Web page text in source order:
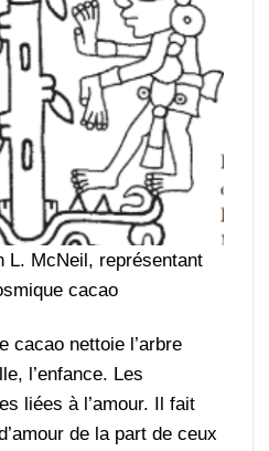
L. McNeil, représentant
cacao
cacao nettoie l’arbre
l’enfance. Les
liées à l’amour. Il fait
de la part de ceux